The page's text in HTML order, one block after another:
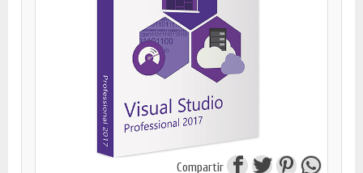
Compartir